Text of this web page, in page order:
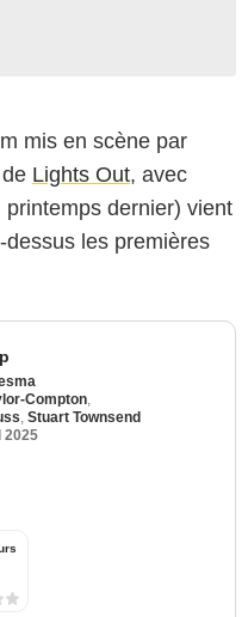
mis en scène par
Lights Out, avec
printemps dernier) vient
les premières
Compton
Stuart Townsend
2025